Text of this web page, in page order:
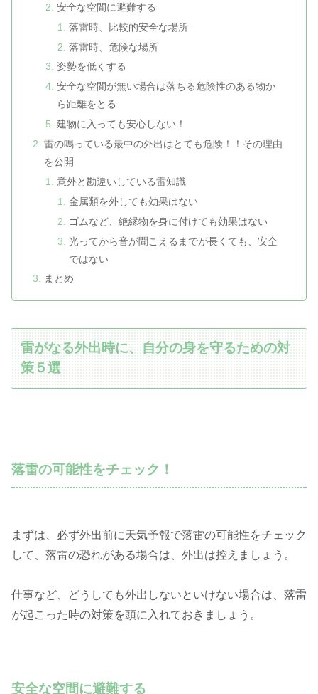
安全な空間に避難する
落雷時、比較的安全な場所
落雷時、危険な場所
姿勢を低くする
安全な空間が無い場合は落ちる危険性のある物か
ら距離をとる
建物に入っても安心しない！
雷の鳴っている最中の外出はとても危険！！その理由
を公開
意外と勘違いしている雷知識
金属類を外しても効果はない
ゴムなど、絶縁物を身に付けても効果はない
光ってから音が聞こえるまでが長くても、安全
ではない
まとめ
雷がなる外出時に、自分の身を守るための対
策５選
落雷の可能性をチェック！
まずは、必ず外出前に天気予報で落雷の可能性をチェック
して、落雷の恐れがある場合は、外出は控えましょう。
仕事など、どうしても外出しないといけない場合は、落雷
が起こった時の対策を頭に入れておきましょう。
安全な空間に避難する